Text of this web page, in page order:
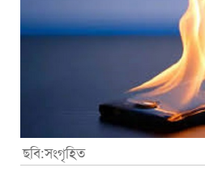
ছবি:সংগৃহিত